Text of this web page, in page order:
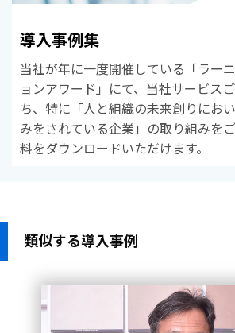
導入事例集
当社が年に一度開催している「ラー
ョンアワード」にて、当社サービス
ち、特に「人と組織の未来創りにお
みをされている企業」の取り組みを
料をダウンロードいただけます。
類似する導入事例